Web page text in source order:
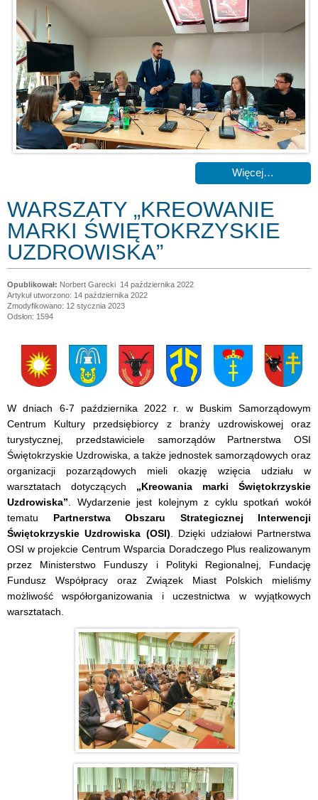
Więcej…
WARSZATY „KREOWANIE
MARKI ŚWIĘTOKRZYSKIE
UZDROWISKA”
Norbert Garecki 14 października 2022
Artykuł utworzono: 14 października 2022
Zmodyfikowano: 12 stycznia 2023
Odsłon: 1594
W dniach 6-7 października 2022 r. w Buskim Samorządowym
Centrum Kultury przedsiębiorcy z branży uzdrowiskowej oraz
turystycznej, przedstawiciele samorządów Partnerstwa OSI
Świętokrzyskie Uzdrowiska, a także jednostek samorządowych oraz
organizacji pozarządowych mieli okazję wzięcia udziału w
warsztatach dotyczących „Kreowania marki Świętokrzyskie
Uzdrowiska” . Wydarzenie jest kolejnym z cyklu spotkań wokół
tematu Partnerstwa Obszaru Strategicznej Interwencji
Świętokrzyskie Uzdrowiska (OSI) . Dzięki udziałowi Partnerstwa
OSI w projekcie Centrum Wsparcia Doradczego Plus realizowanym
przez Ministerstwo Funduszy i Polityki Regionalnej, Fundację
Fundusz Współpracy oraz Związek Miast Polskich mieliśmy
możliwość współorganizowania i uczestnictwa w wyjątkowych
warsztatach.